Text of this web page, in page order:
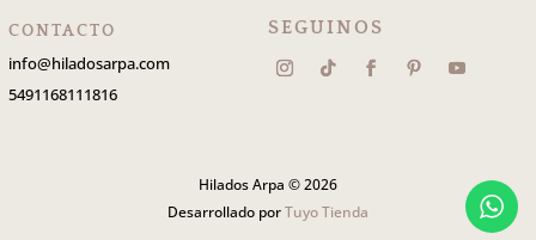
CONTACTO
info@hiladosarpa.com
5491168111816
SEGUINOS
Hilados Arpa © 2026
Desarrollado porTuyo Tienda